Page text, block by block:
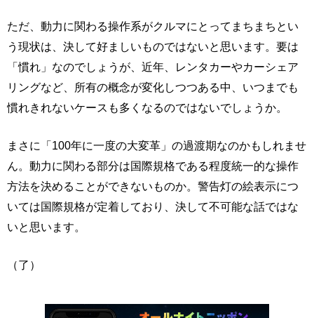
ただ、動力に関わる操作系がクルマにとってまちまちとい
う現状は、決して好ましいものではないと思います。要は
「慣れ」なのでしょうが、近年、レンタカーやカーシェア
リングなど、所有の概念が変化しつつある中、いつまでも
慣れきれないケースも多くなるのではないでしょうか。
まさに「100年に一度の大変革」の過渡期なのかもしれませ
ん。動力に関わる部分は国際規格である程度統一的な操作
方法を決めることができないものか。警告灯の絵表示につ
いては国際規格が定着しており、決して不可能な話ではな
いと思います。
（了）